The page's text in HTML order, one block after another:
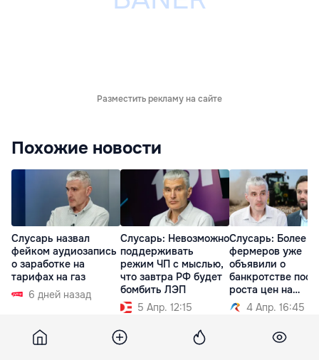
Разместить рекламу на сайте
Похожие новости
Слусарь назвал
фейком аудиозапись
о заработке на
тарифах на газ
6 дней назад
Слусарь: Невозможно
поддерживать
режим ЧП с мыслью,
что завтра РФ будет
бомбить ЛЭП
5 Апр. 12:15
Слусарь: Более
фермеров уже
объявили о
банкротстве
роста цен на
дизтопливо
4 Апр. 16:45